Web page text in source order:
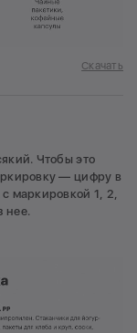
Скачать
Чтобы это
— цифру в
маркировкой 1, 2,
нее.